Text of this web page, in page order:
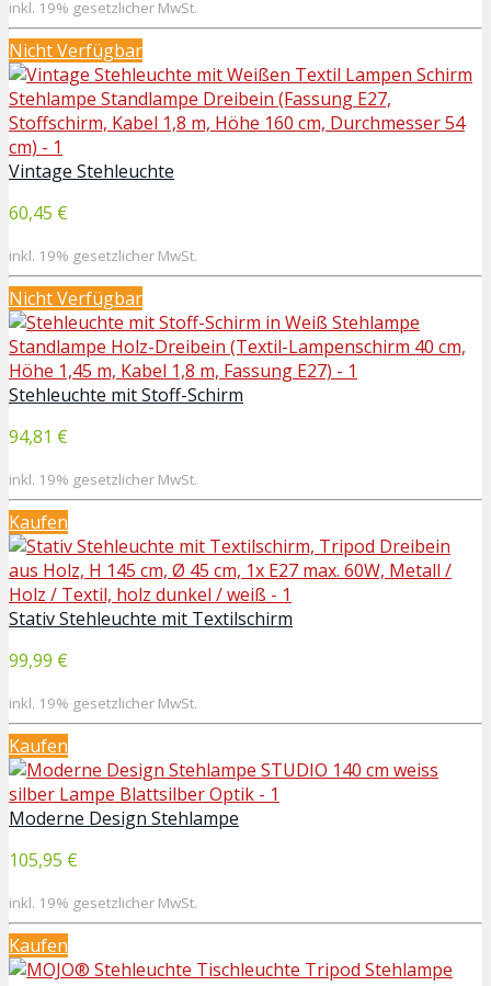
inkl. 19% gesetzlicher MwSt.
Nicht Verfügbar
Vintage Stehleuchte
60,45 €
inkl. 19% gesetzlicher MwSt.
Nicht Verfügbar
Stehleuchte mit Stoff-Schirm
94,81 €
inkl. 19% gesetzlicher MwSt.
Kaufen
Stativ Stehleuchte mit Textilschirm
99,99 €
inkl. 19% gesetzlicher MwSt.
Kaufen
Moderne Design Stehlampe
105,95 €
inkl. 19% gesetzlicher MwSt.
Kaufen